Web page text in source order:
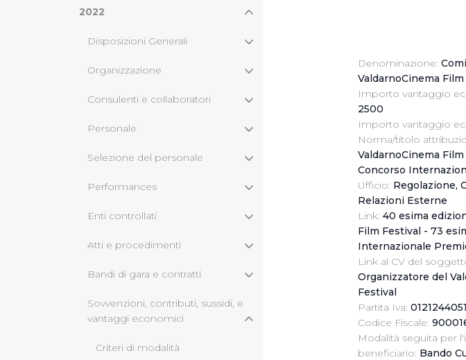
2022
Disposizioni Generali
Organizzazione
Consulenti e collaboratori
Personale
Selezione del personale
Performances
Enti controllati
Atti e procedimenti
Bandi di gara e contratti
Sovvenzioni, contributi, sussidi, e
vantaggi economici
Criteri di modalità
Denominazione:
ValdarnoCinema
Importo vantaggio
2500
Importo vantaggio
Norma/titolo
ValdarnoCinema
Concorso
Ufficio: Regolazione,
Relazioni Esterne
Link: 40 esima
Film Festival - 73
Internazionale
Link al CV del
Organizzatore del
Festival
Partita Iva:
Codice Fiscale:
Modalità seguita per
beneficiario: Bando